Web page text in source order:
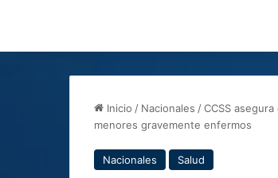
Inicio / Nacionales /CCSS
menores gravemente enfermos
Nacionales Salud